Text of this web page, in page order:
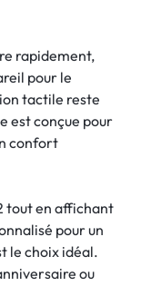
rapidement,
pour le
tactile reste
est conçue pour
confort
tout en affichant
pour un
le choix idéal.
ou